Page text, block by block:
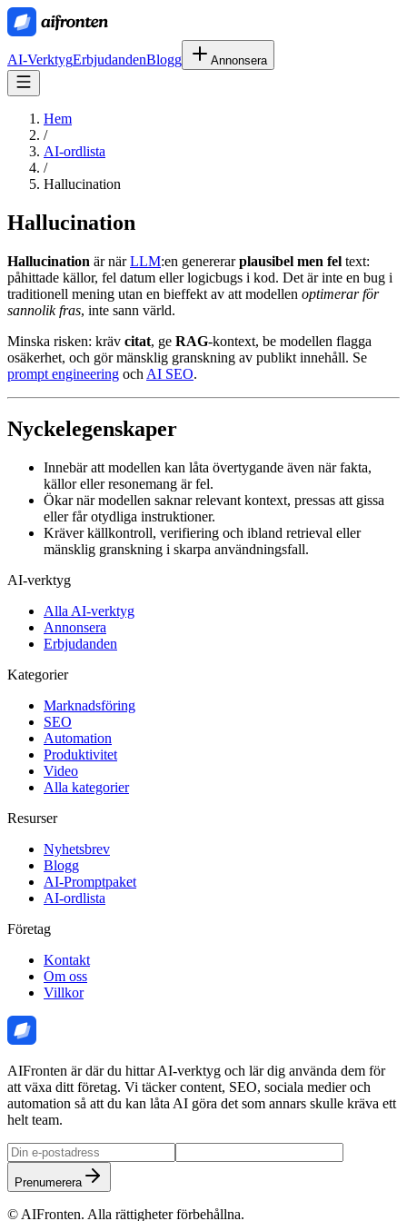
AI-VerktygErbjudandenBlogg Annonsera
Hem
/
AI-ordlista
/
Hallucination
Hallucination
Hallucination är närLLM:en genererarplausibel men fel text:
påhittade källor, fel datum eller logicbugs i kod. Det är inte en bug i
traditionell mening utan en bieffekt av att modellen optimerar för
sannolik fras, inte sann värld.
Minska risken: kräv citat, ge RAG-kontext, be modellen flagga
osäkerhet, och gör mänsklig granskning av publikt innehåll. Se
prompt engineering och AI SEO.
Nyckelegenskaper
Innebär att modellen kan låta övertygande även när fakta,
källor eller resonemang är fel.
Ökar när modellen saknar relevant kontext, pressas att gissa
eller får otydliga instruktioner.
Kräver källkontroll, verifiering och ibland retrieval eller
mänsklig granskning i skarpa användningsfall.
AI-verktyg
Alla AI-verktyg
Annonsera
Erbjudanden
Kategorier
Marknadsföring
SEO
Automation
Produktivitet
Video
Alla kategorier
Resurser
Nyhetsbrev
Blogg
AI-Promptpaket
AI-ordlista
Företag
Kontakt
Om oss
Villkor
AIFronten är där du hittar AI-verktyg och lär dig använda dem för
att växa ditt företag. Vi täcker content, SEO, sociala medier och
automation så att du kan låta AI göra det som annars skulle kräva ett
helt team.
Prenumerera
© AIFronten. Alla rättigheter förbehållna.